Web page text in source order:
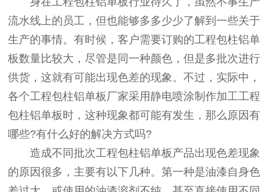
流水线上的员工，但也能够多多少少了解到一些关于
生产的事情。有时候，客户需要订购的工程包柱铝单
板数量比较大，尽管是同一种颜色，但是多批次进行
供货，这就有可能出现色差的现象。不过，实际中，
各个工程包柱铝单板厂家采用静电喷涂制作加工工程
包柱铝单板时，这种现象都可能有发生，那么原因有
哪些?有什么好的解决方式吗?
造成不同批次工程包柱铝单板产品出现色差现象
的原因很多，主要有以下几种。第一种是油漆自身色